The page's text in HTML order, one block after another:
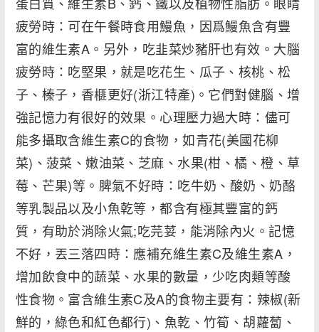
疲勞時：可在午餐時食用鰻魚，因爲鰻魚含有豐
富的維生素A。另外，吃韭菜炒豬肝也有效。大腦
疲勞時：吃堅果，就是吃花生、瓜子、核桃、松
子、榛子，香榧更好(浙江特產)。它們對健腦、增
強記憶力有很好的效果。心理壓力過大時：儘可
能多攝取含維生素C的食物，如青花(美國花柳
菜)、菠菜、嫩油菜、芝麻、水果(柑、橘、橙、草
莓、芒果)等。脾氣不好時：吃牛奶、酸奶、奶酪
等乳製品以及小魚乾等，都含有極其豐富的鈣
質，有助於消除火氣;吃芫荽，能消除內火。記憶
不好，丟三落四時：應補充維生素C及維生素A，
增加飲食中的蔬菜、水果的數量，少吃肉類等酸
性食物。富含維生素C及A的食物主要有：辣椒(新
鮮的，綠色和紅色都行)、魚乾、竹筍、胡蘿蔔、